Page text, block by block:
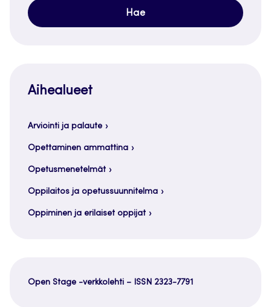
Aihealueet
Arviointi ja palaute
Opettaminen ammattina
Opetusmenetelmät
Oppilaitos ja opetussuunnitelma
Oppiminen ja erilaiset oppijat
Open Stage -verkkolehti – ISSN 2323-7791